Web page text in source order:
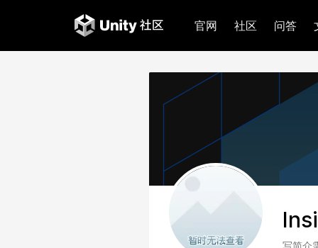
官网 社区 问答
写简介